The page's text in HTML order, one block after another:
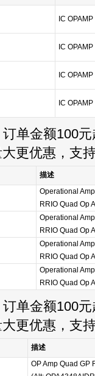
IC
IC
IC
IC
单金额100元
更优惠，支
描述
Operational
RRIO Quad Op
Operational
RRIO Quad Op
Operational
RRIO Quad Op
Operational
RRIO Quad Op
单金额100元
更优惠，支
描述
OP Amp Quad GP